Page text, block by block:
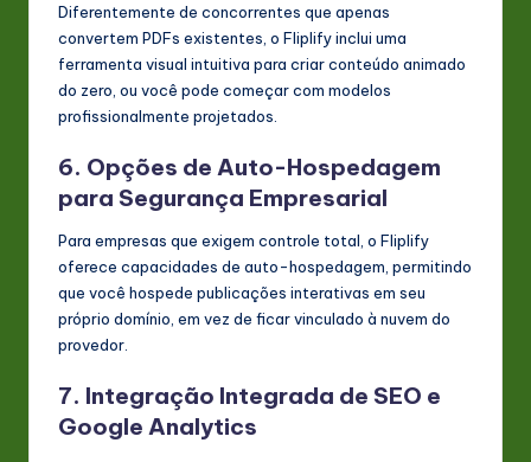
Diferentemente de concorrentes que apenas
convertem PDFs existentes, o Fliplify inclui uma
ferramenta visual intuitiva para criar conteúdo animado
do zero, ou você pode começar com modelos
profissionalmente projetados.
6. Opções de Auto-Hospedagem
para Segurança Empresarial
Para empresas que exigem controle total, o Fliplify
oferece capacidades de auto-hospedagem, permitindo
que você hospede publicações interativas em seu
próprio domínio, em vez de ficar vinculado à nuvem do
provedor.
7. Integração Integrada de SEO e
Google Analytics